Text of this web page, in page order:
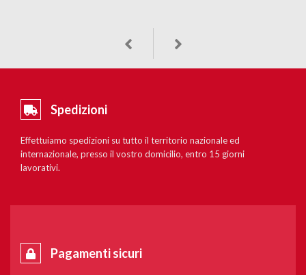
Spedizioni
Effettuiamo spedizioni su tutto il territorio nazionale ed
internazionale, presso il vostro domicilio, entro 15 giorni
lavorativi.
Pagamenti sicuri